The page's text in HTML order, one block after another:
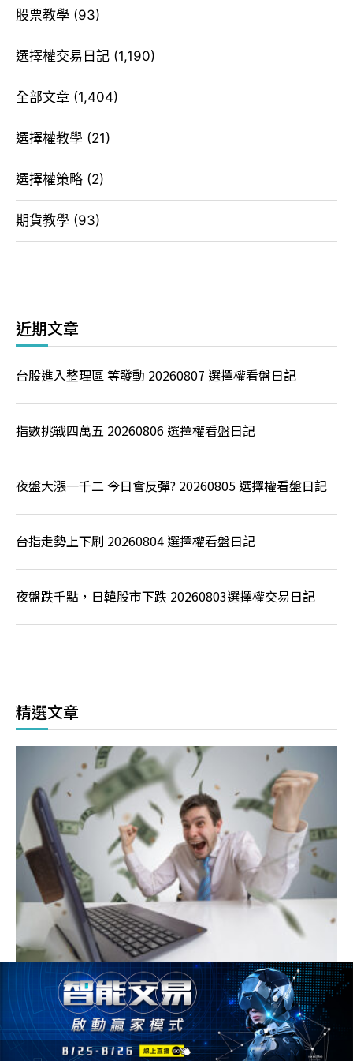
股票教學 (93)
選擇權交易日記 (1,190)
全部文章 (1,404)
選擇權教學 (21)
選擇權策略 (2)
期貨教學 (93)
近期文章
台股進入整理區 等發動 20260807 選擇權看盤日記
指數挑戰四萬五 20260806 選擇權看盤日記
夜盤大漲一千二 今日會反彈? 20260805 選擇權看盤日記
台指走勢上下刷 20260804 選擇權看盤日記
夜盤跌千點，日韓股市下跌 20260803選擇權交易日記
精選文章
把台指選擇權買方當樂透玩 ? 1招贏家不願透漏的選擇權交
易密技 !